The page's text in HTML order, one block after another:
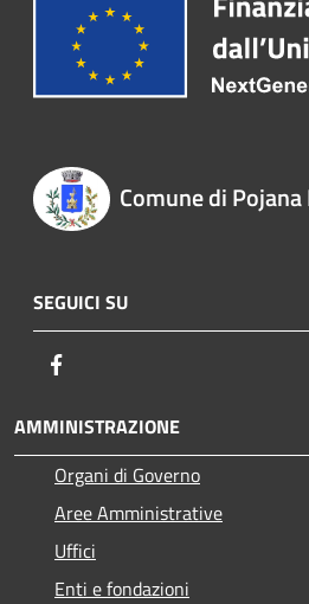
Comune di
SEGUICI SU
AMMINISTRAZIONE
Organi di Governo
Aree Amministrative
Uffici
Enti e fondazioni